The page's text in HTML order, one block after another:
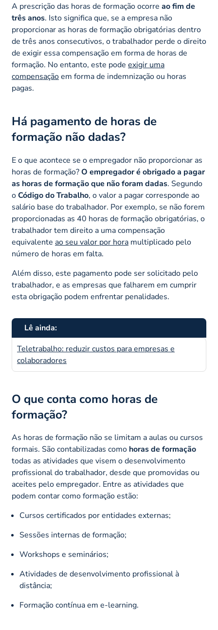
A prescrição das horas de formação ocorre ao fim de
três anos. Isto significa que, se a empresa não
proporcionar as horas de formação obrigatórias dentro
de três anos consecutivos, o trabalhador perde o direito
de exigir essa compensação em forma de horas de
formação. No entanto, este pode exigir uma
compensaçãoem forma de indemnização ou horas
pagas.
Há pagamento de horas de
formação não dadas?
E o que acontece se o empregador não proporcionar as
horas de formação?O empregador é obrigado a pagar
as horas de formação que não foram dadas. Segundo
oCódigo do Trabalho, o valor a pagar corresponde ao
salário base do trabalhador. Por exemplo, se não forem
proporcionadas as 40 horas de formação obrigatórias, o
trabalhador tem direito a uma compensação
equivalente ao seu valor por hora multiplicado pelo
número de horas em falta.
Além disso, este pagamento pode ser solicitado pelo
trabalhador, e as empresas que falharem em cumprir
esta obrigação podem enfrentar penalidades.
Lê ainda:
Teletrabalho: reduzir custos para empresas e
colaboradores
O que conta como horas de
formação?
As horas de formação não se limitam a aulas ou cursos
formais. São contabilizadas como horas de formação
todas as atividades que visem o desenvolvimento
profissional do trabalhador, desde que promovidas ou
aceites pelo empregador. Entre as atividades que
podem contar como formação estão:
Cursos certificados por entidades externas;
Sessões internas de formação;
Workshops e seminários;
Atividades de desenvolvimento profissional à
distância;
Formação contínua em e-learning.